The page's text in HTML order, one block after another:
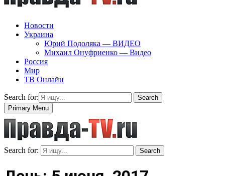
Новости
Украина
Юрий Подоляка — ВИДЕО
Михаил Онуфриенко — Видео
Россия
Мир
ТВ Онлайн
Search for:
Search
Primary Menu
Search for: Search